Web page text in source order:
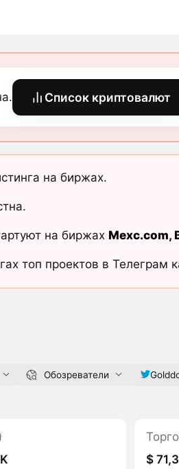
Список криптовалют
на биржах.
на биржах Mexc.com,
топ проектов в Телеграм
Обозреватели
$ 71,3